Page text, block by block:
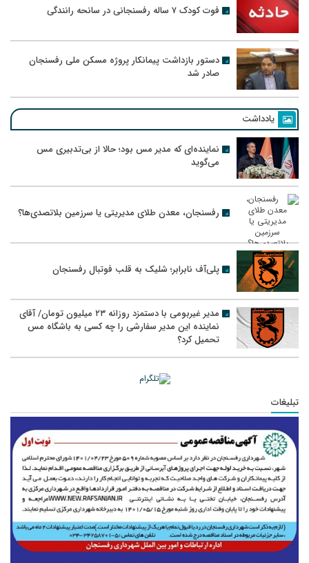
فوت کودک ۷ ساله رفسنجانی در سانحه رانندگی
دستور بازداشت پیمانکار پروژه مسکن ملی رفسنجان
صادر شد
یادداشت
نماینده‌ای که مدیر مس بود؛ حالا از بی‌تدبیری مس
می‌گوید
رفسنجان، معدن طلای مدیریتی یا سرزمین بلاتصدی‌ها؟
پلی‌آف نابرابر؛ شلیک به قلب فوتبال رفسنجان
مدیر غیربومی با دستمزد روزانه ۲۳ میلیون تومان/ آقای
نماینده این مدیر سفارشی را چه کسی به باشگاه مس
تحمیل کرد؟
تبلیغات